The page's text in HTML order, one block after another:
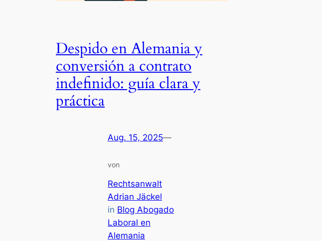
Despido en Alemania y
conversión a contrato
indefinido: guía clara y
práctica
Aug. 15, 2025—
von
Rechtsanwalt
Adrian Jäckel
in Blog Abogado
Laboral en
Alemania